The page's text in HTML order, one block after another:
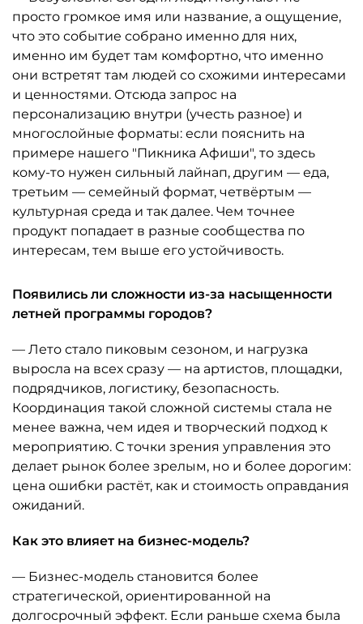
просто громкое имя или название, а ощущение,
что это событие собрано именно для них,
именно им будет там комфортно, что именно
они встретят там людей со схожими интересами
и ценностями. Отсюда запрос на
персонализацию внутри (учесть разное) и
многослойные форматы: если пояснить на
примере нашего "Пикника Афиши", то здесь
кому-то нужен сильный лайнап, другим — еда,
третьим — семейный формат, четвёртым —
культурная среда и так далее. Чем точнее
продукт попадает в разные сообщества по
интересам, тем выше его устойчивость.
Появились ли сложности из-за насыщенности
летней программы городов?
— Лето стало пиковым сезоном, и нагрузка
выросла на всех сразу — на артистов, площадки,
подрядчиков, логистику, безопасность.
Координация такой сложной системы стала не
менее важна, чем идея и творческий подход к
мероприятию. С точки зрения управления это
делает рынок более зрелым, но и более дорогим:
цена ошибки растёт, как и стоимость оправдания
ожиданий.
Как это влияет на бизнес-модель?
— Бизнес-модель становится более
стратегической, ориентированной на
долгосрочный эффект. Если раньше схема была